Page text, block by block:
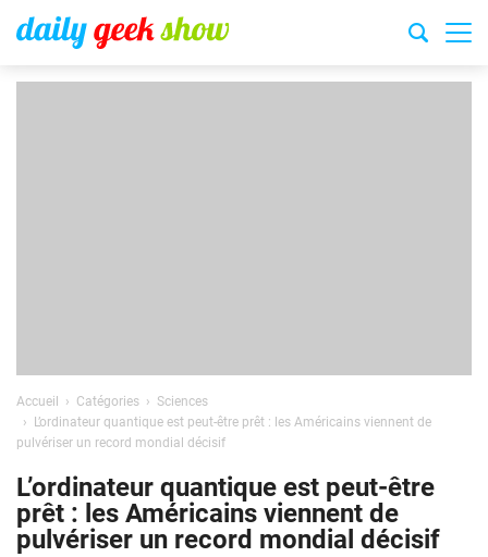
Accueil Catégories
Sciences
L’ordinateur quantique est peut-être prêt : les Américains viennent de
pulvériser un record mondial décisif
L’ordinateur quantique est peut-être
prêt : les Américains viennent de
pulvériser un record mondial décisif